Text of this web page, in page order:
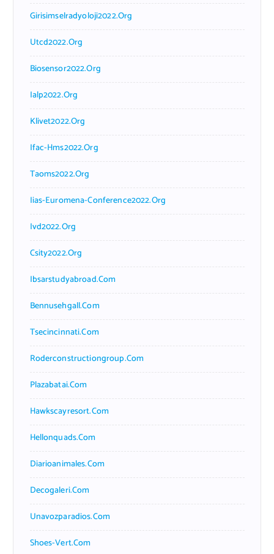
Girisimselradyoloji2022.org
Utcd2022.org
Biosensor2022.org
Ialp2022.org
Klivet2022.org
Ifac-Hms2022.org
Taoms2022.org
Iias-Euromena-Conference2022.org
Ivd2022.org
Csity2022.org
Ibsarstudyabroad.com
Bennusehgall.com
Tsecincinnati.com
Roderconstructiongroup.com
Plazabatai.com
Hawkscayresort.com
Hellonquads.com
Diarioanimales.com
Decogaleri.com
Unavozparadios.com
Shoes-Vert.com